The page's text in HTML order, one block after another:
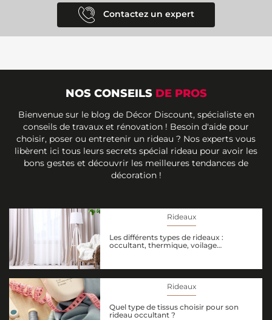
Contactez un expert
NOS CONSEILS DE PROS
Bienvenue sur le blog de Décor Discount, spécialiste en
conseils de travaux et rénovation ! Besoin d'aide pour
choisir, poser ou entretenir un rideau ? Nos experts vous
libèrent ici tous leurs secrets spécial rideau pour avoir les
bons gestes et découvrir les meilleures tendances de
décoration !
Rideaux
Les différents types de rideaux :
occultant, thermique, voilage…
Rideaux
Quel type de tissus choisir pour son
rideau occultant ?